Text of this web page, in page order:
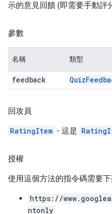
示的意見回饋 (即需要手動評
參數
名稱 類型
feedback Quiz
回攻員
RatingItem - 這是
授權
使用這個方法的指令碼需要
https://
ntonly